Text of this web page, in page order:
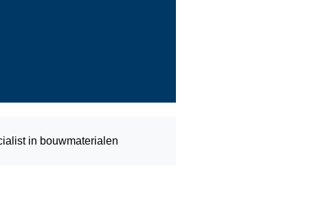
in bouwmaterialen